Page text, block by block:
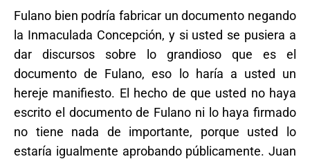
Fulano bien podría fabricar un documento negando
la Inmaculada Concepción, y si usted se pusiera a
dar discursos sobre lo grandioso que es el
documento de Fulano, eso lo haría a usted un
hereje manifiesto. El hecho de que usted no haya
escrito el documento de Fulano ni lo haya firmado
no tiene nada de importante, porque usted lo
estaría igualmente aprobando públicamente. Juan